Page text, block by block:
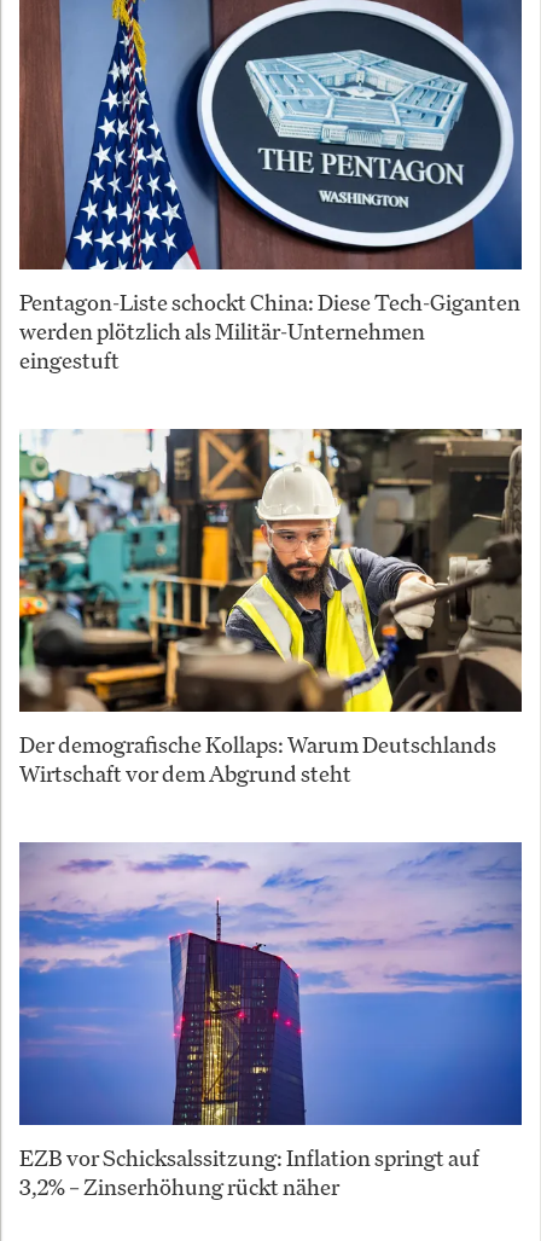
Pentagon-Liste schockt China: Diese Tech-Giganten
werden plötzlich als Militär-Unternehmen
eingestuft
Der demografische Kollaps: Warum Deutschlands
Wirtschaft vor dem Abgrund steht
EZB vor Schicksalssitzung: Inflation springt auf
3,2% – Zinserhöhung rückt näher